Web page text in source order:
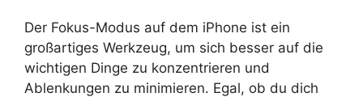
Der Fokus-Modus auf dem iPhone ist ein
großartiges Werkzeug, um sich besser auf die
wichtigen Dinge zu konzentrieren und
Ablenkungen zu minimieren. Egal, ob du dich